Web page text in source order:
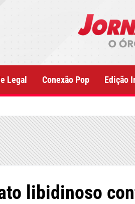
Legal Conexão Pop Edição
libidinoso